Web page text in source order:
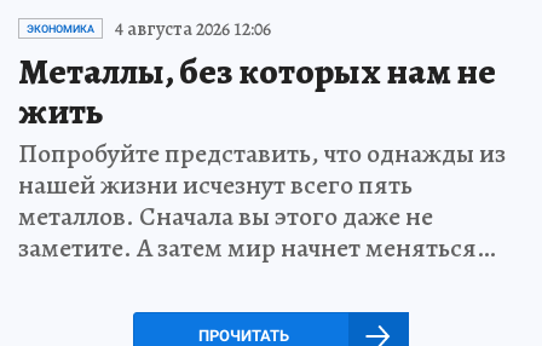
ЭКОНОМИКА 4 августа 2026 12:06
Металлы, без которых нам не
жить
Попробуйте представить, что однажды из
нашей жизни исчезнут всего пять
металлов. Сначала вы этого даже не
заметите. А затем мир начнет меняться…
ПРОЧИТАТЬ